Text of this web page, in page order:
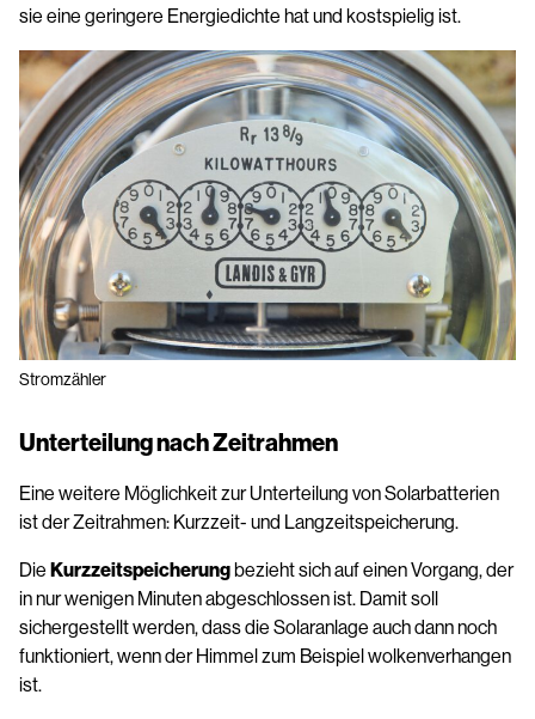
sie eine geringere Energiedichte hat und kostspielig ist.
Stromzähler
Unterteilung nach Zeitrahmen
Eine weitere Möglichkeit zur Unterteilung von Solarbatterien
ist der Zeitrahmen: Kurzzeit- und Langzeitspeicherung.
Die Kurzzeitspeicherungbezieht sich auf einen Vorgang, der
in nur wenigen Minuten abgeschlossen ist. Damit soll
sichergestellt werden, dass die Solaranlage auch dann noch
funktioniert, wenn der Himmel zum Beispiel wolkenverhangen
ist.